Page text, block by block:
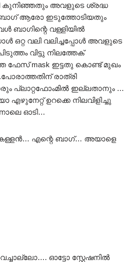
കുനിഞ്ഞതും അവളുടെ ശ്രദ്ധ
ബാഗ് ആരോ ഇടുത്തോടിയതും
ബാഗിന്റെ വള്ളിയിൽ
ഒറ്റ വലി വലിച്ചപ്പോൾ അവളുടെ
വിട്ടു നിലത്തേക്
mask ഇട്ടതു കൊണ്ട് മുഖം
രാത്രി
പ്ലാറ്റഫോംമിൽ ഇല്ലതാനും …
ഉറക്കെ നിലവിളിച്ചു
ഓടി…
എന്റെ ബാഗ്… അയാളെ
ഓട്ടോ സ്റ്റേഷനിൽ